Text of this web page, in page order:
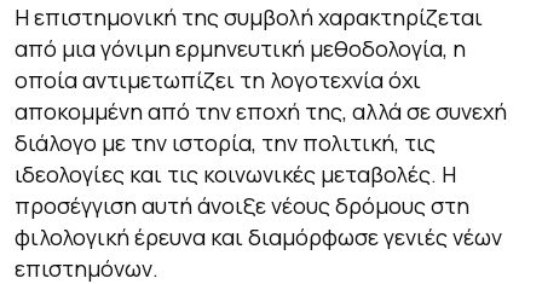
Η επιστημονική της συμβολή χαρακτηρίζεται
από μια γόνιμη ερμηνευτική μεθοδολογία, η
οποία αντιμετωπίζει τη λογοτεχνία όχι
αποκομμένη από την εποχή της, αλλά σε συνεχή
διάλογο με την ιστορία, την πολιτική, τις
ιδεολογίες και τις κοινωνικές μεταβολές. Η
προσέγγιση αυτή άνοιξε νέους δρόμους στη
φιλολογική έρευνα και διαμόρφωσε γενιές νέων
επιστημόνων.